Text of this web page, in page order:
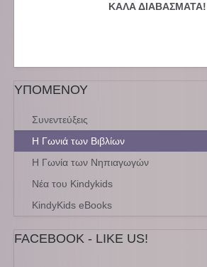
ΚΑΛΑ
ΥΠΟΜΕΝΟΥ
Συνεντεύξεις
Η Γωνιά των Βιβλίων
Η Γωνία των Νηπιαγωγών
Νέα του Kindykids
KindyKids eBooks
FACEBOOK - LIKE US!